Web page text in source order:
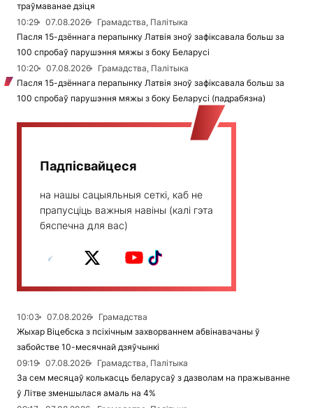
траўмаванае дзіця
10:29
07.08.2026
Грамадства, Палітыка
Пасля 15-дзённага перапынку Латвія зноў зафіксавала больш за
100 спробаў парушэння мяжы з боку Беларусі
10:20
07.08.2026
Грамадства, Палітыка
Пасля 15-дзённага перапынку Латвія зноў зафіксавала больш за
100 спробаў парушэння мяжы з боку Беларусі (падрабязна)
Падпісвайцеся
на нашы сацыяльныя сеткі, каб не
прапусціць важныя навіны (калі гэта
бяспечна для вас)
10:03 07.08.2026
Грамадства
Жыхар Віцебска з псіхічным захворваннем абвінавачаны ў
забойстве 10-месячнай дзяўчынкі
09:19
07.08.2026
Грамадства, Палітыка
За сем месяцаў колькасць беларусаў з дазволам на пражыванне
ў Літве зменшылася амаль на 4%